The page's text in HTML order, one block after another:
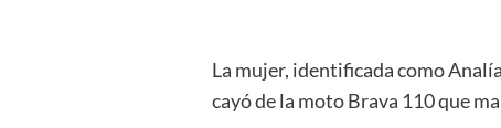
La mujer, identificada como
cayó de la moto Brava 110 que